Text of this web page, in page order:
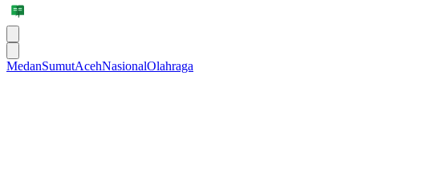
MedanSumutAcehNasionalOlahraga